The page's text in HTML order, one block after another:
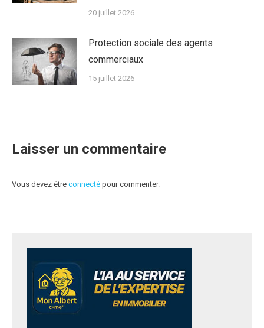
20 juillet 2026
Protection sociale des agents
commerciaux
15 juillet 2026
Laisser un commentaire
Vous devez être connecté pour commenter.